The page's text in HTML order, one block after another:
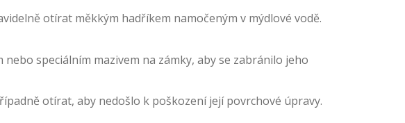
otírat měkkým hadříkem namočeným v mýdlové vodě.
speciálním mazivem na zámky, aby se zabránilo jeho
otírat, aby nedošlo k poškození její povrchové úpravy.